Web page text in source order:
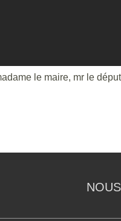
le maire, mr le